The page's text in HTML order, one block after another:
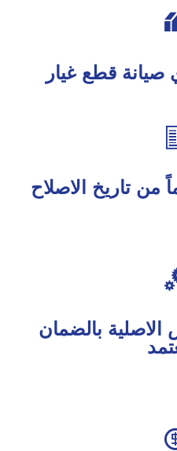
صيانة قطع غيار
بالضمان